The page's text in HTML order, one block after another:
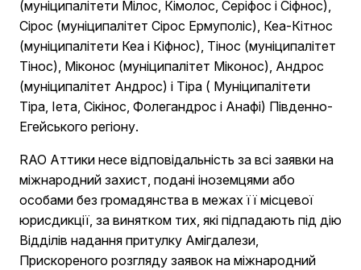
(муніципалітети Мілос, Кімолос, Серіфос і Сіфнос),
Сірос (муніципалітет Сірос Ермуполіс), Кеа-Кітнос
(муніципалітети Кеа і Кіфнос), Тінос (муніципалітет
Тінос), Міконос (муніципалітет Міконос), Андрос
(муніципалітет Андрос) і Тіра ( Муніципалітети
Тіра, Іета, Сікінос, Фолегандрос і Анафі) Південно-
Егейського регіону.
RAO Аттики несе відповідальність за всі заявки на
міжнародний захист, подані іноземцями або
особами без громадянства в межах її місцевої
юрисдикції, за винятком тих, які підпадають під дію
Відділів надання притулку Амігдалези,
Прискореного розгляду заявок на міжнародний